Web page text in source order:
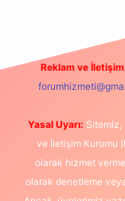
Reklam ve
Yasal Uyarı: Sitemiz,
ve İletişim Kurumu
olarak hizmet
olarak denetleme